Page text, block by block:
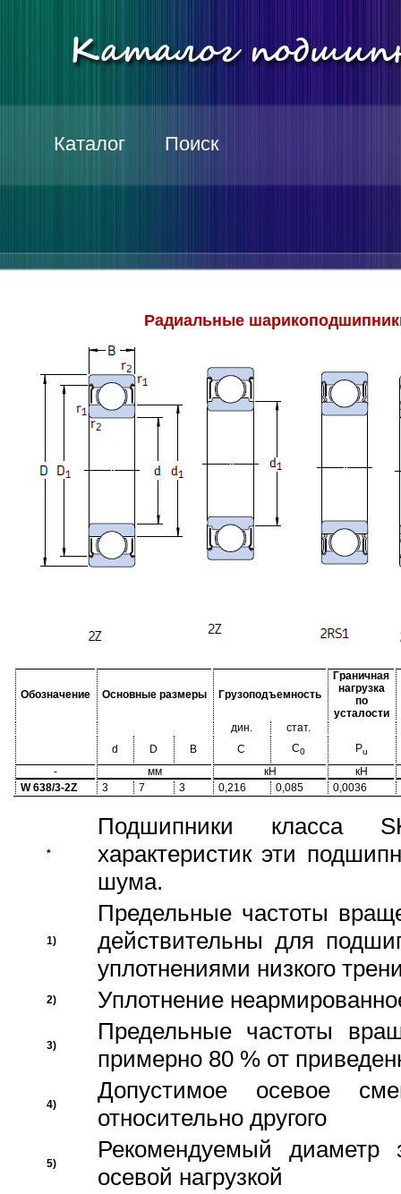
Каталог Поиск
Радиальные
Обозначение Основные размеры Грузоподъемность
Граничная
нагрузка
по
усталости
дин.
стат.
d
D B C C0 Pu
- мм кН
кН
W 638/3-2Z
3 7 3 0,216 0,085 0,0036
*
Подшипники класса
характеристик эти
шума.
1)
Предельные частоты
действительны для
уплотнениями низкого
2) Уплотнение
3)
Предельные частоты
примерно 80 % от
4)
Допустимое осевое
относительно другого
5)
Рекомендуемый диаметр
осевой нагрузкой